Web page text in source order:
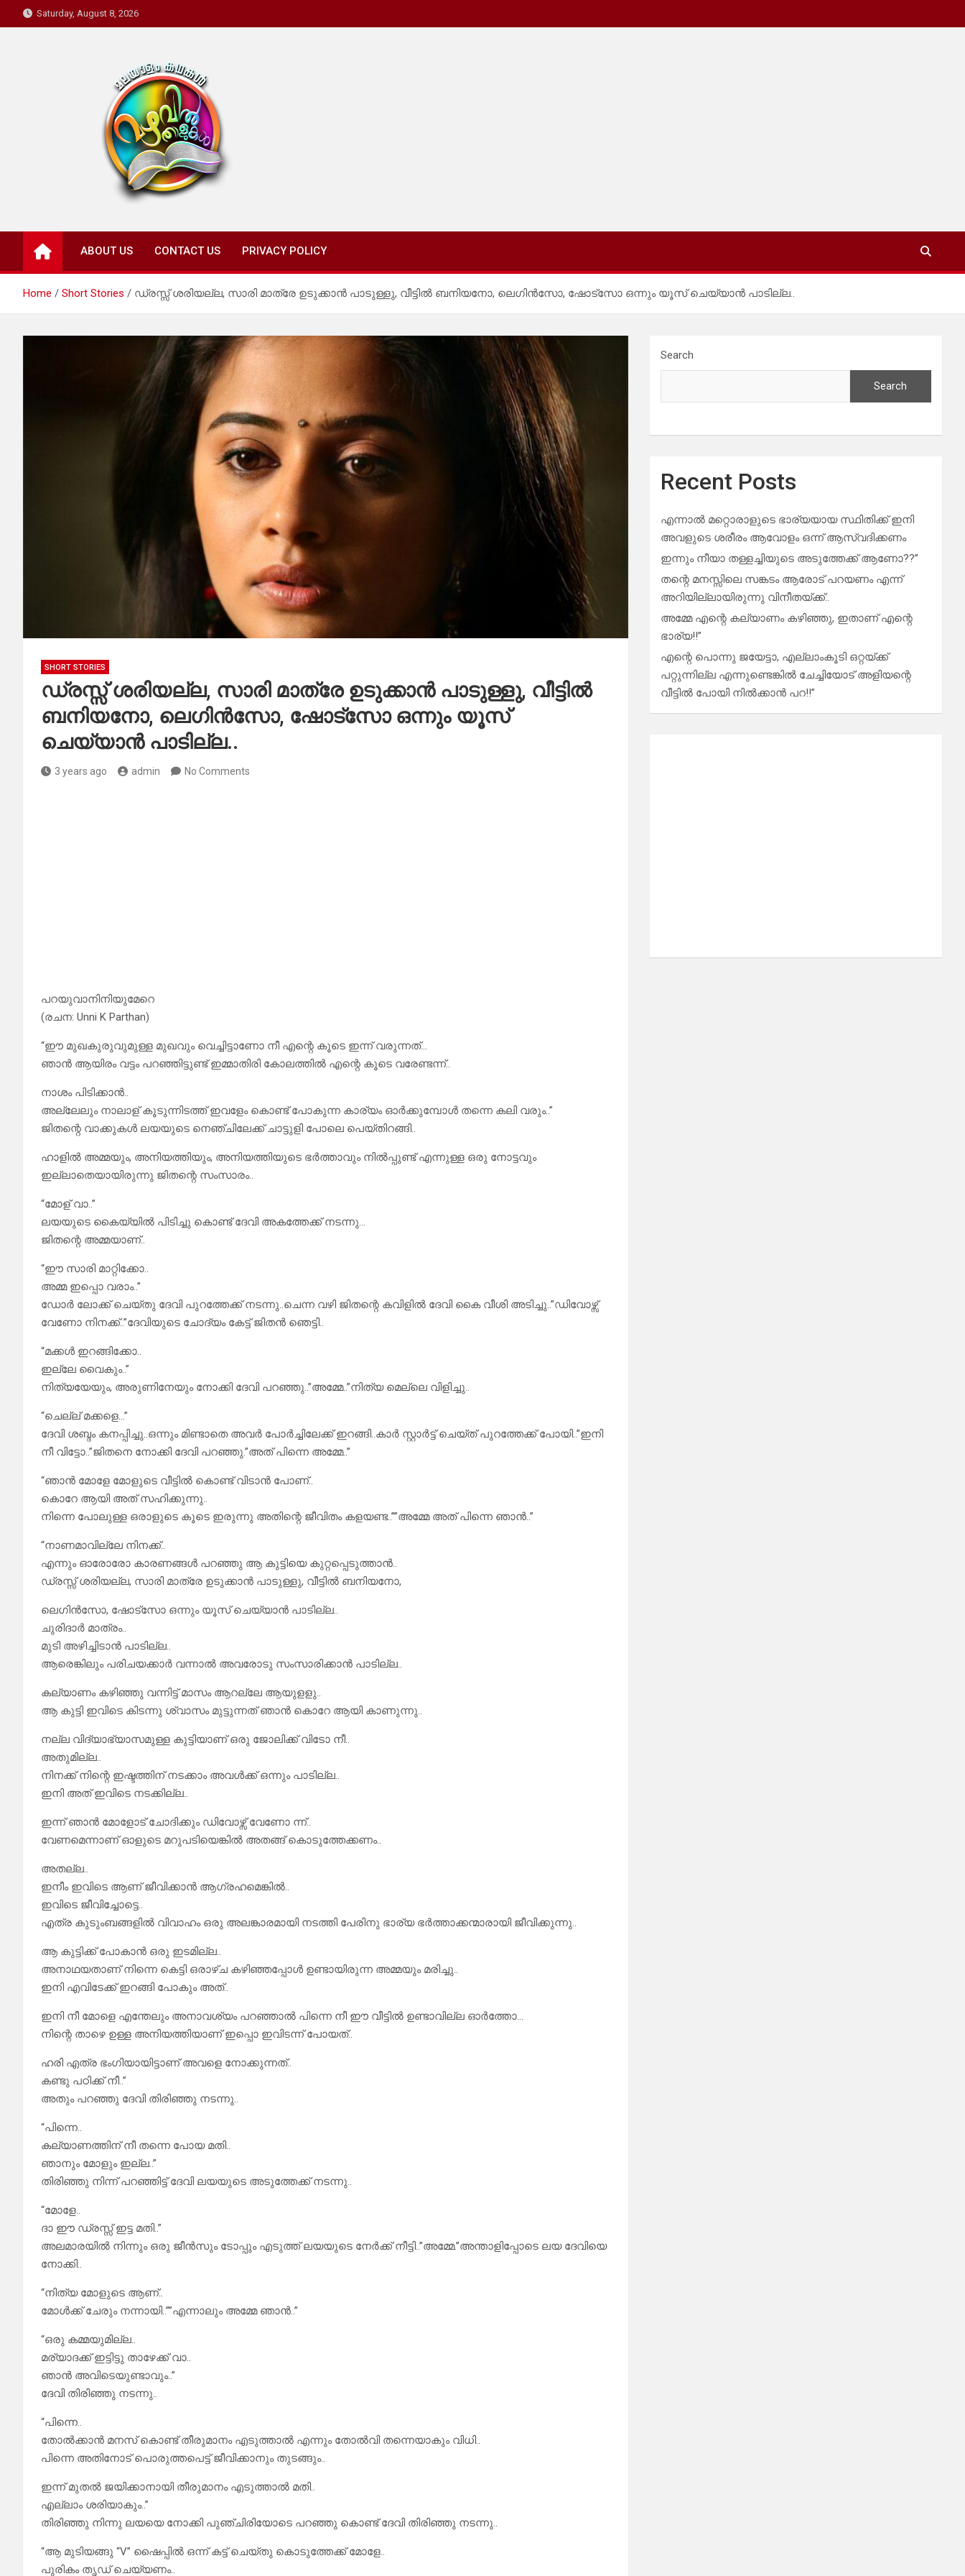
to
Saturday, August 8, 2026
Mazhavil Thalukal
ABOUT US CONTACT US PRIVACY POLICY
Home Short Stories ഡ്രസ്സ്‌ ശരിയല്ല, സാരി മാത്രേ ഉടുക്കാൻ പാടുള്ളു, വീട്ടിൽ ബനിയനോ, ലെഗിൻസോ, ഷോട്സോ ഒന്നും യൂസ് ചെയ്യാൻ പാടില്ല..
SHORT STORIES
ഡ്രസ്സ്‌ ശരിയല്ല, സാരി മാത്രേ ഉടുക്കാൻ പാടുള്ളു, വീട്ടിൽ
ബനിയനോ, ലെഗിൻസോ, ഷോട്സോ ഒന്നും യൂസ്
ചെയ്യാൻ പാടില്ല..
3 years ago admin No Comments
പറയുവാനിനിയുമേറെ
(രചന: Unni K Parthan)
“ഈ മുഖകുരുവുമുള്ള മുഖവും വെച്ചിട്ടാണോ നീ എന്റെ കൂടെ ഇന്ന് വരുന്നത്…
ഞാൻ ആയിരം വട്ടം പറഞ്ഞിട്ടുണ്ട് ഇമ്മാതിരി കോലത്തിൽ എന്റെ കൂടെ വരേണ്ടന്ന്..
നാശം പിടിക്കാൻ..
അല്ലേലും നാലാള് കൂടുന്നിടത്ത് ഇവളേം കൊണ്ട് പോകുന്ന കാര്യം ഓർക്കുമ്പോൾ തന്നെ കലി വരും..”
ജിതന്റെ വാക്കുകൾ ലയയുടെ നെഞ്ചിലേക്ക് ചാട്ടുളി പോലെ പെയ്തിറങ്ങി..
ഹാളിൽ അമ്മയും, അനിയത്തിയും, അനിയത്തിയുടെ ഭർത്താവും നിൽപ്പുണ്ട് എന്നുള്ള ഒരു നോട്ടവും
ഇല്ലാതെയായിരുന്നു ജിതന്റെ സംസാരം..
“മോള് വാ..”
ലയയുടെ കൈയ്യിൽ പിടിച്ചു കൊണ്ട് ദേവി അകത്തേക്ക് നടന്നു…
ജിതന്റെ അമ്മയാണ്..
“ഈ സാരി മാറ്റിക്കോ..
അമ്മ ഇപ്പൊ വരാം..”
ഡോർ ലോക്ക് ചെയ്തു ദേവി പുറത്തേക്ക് നടന്നു..ചെന്ന വഴി ജിതന്റെ കവിളിൽ ദേവി കൈ വീശി അടിച്ചു..”ഡിവോഴ്സ്
വേണോ നിനക്ക്..”ദേവിയുടെ ചോദ്യം കേട്ട് ജിതൻ ഞെട്ടി..
“മക്കൾ ഇറങ്ങിക്കോ..
ഇല്ലേ വൈകും..”
നിത്യയേയും, അരുണിനേയും നോക്കി ദേവി പറഞ്ഞു..”അമ്മേ..”നിത്യ മെല്ലെ വിളിച്ചു..
“ചെല്ല് മക്കളെ…”
ദേവി ശബ്ദം കനപ്പിച്ചു..ഒന്നും മിണ്ടാതെ അവർ പോർച്ചിലേക്ക് ഇറങ്ങി..കാർ സ്റ്റാർട്ട്‌ ചെയ്ത് പുറത്തേക്ക് പോയി..”ഇനി
നീ വിട്ടോ..”ജിതനെ നോക്കി ദേവി പറഞ്ഞു.”അത് പിന്നെ അമ്മേ..”
“ഞാൻ മോളേ മോളുടെ വീട്ടിൽ കൊണ്ട് വിടാൻ പോണ്..
കൊറേ ആയി അത് സഹിക്കുന്നു..
നിന്നെ പോലുള്ള ഒരാളുടെ കൂടെ ഇരുന്നു അതിന്റെ ജീവിതം കളയണ്ട..””അമ്മേ അത് പിന്നെ ഞാൻ..”
“നാണമാവില്ലേ നിനക്ക്..
എന്നും ഓരോരോ കാരണങ്ങൾ പറഞ്ഞു ആ കുട്ടിയെ കുറ്റപ്പെടുത്താൻ..
ഡ്രസ്സ്‌ ശരിയല്ല, സാരി മാത്രേ ഉടുക്കാൻ പാടുള്ളു, വീട്ടിൽ ബനിയനോ,
ലെഗിൻസോ, ഷോട്സോ ഒന്നും യൂസ് ചെയ്യാൻ പാടില്ല..
ചുരിദാർ മാത്രം..
മുടി അഴിച്ചിടാൻ പാടില്ല..
ആരെങ്കിലും പരിചയക്കാർ വന്നാൽ അവരോടു സംസാരിക്കാൻ പാടില്ല..
കല്യാണം കഴിഞ്ഞു വന്നിട്ട് മാസം ആറല്ലേ ആയുളളു..
ആ കുട്ടി ഇവിടെ കിടന്നു ശ്വാസം മുട്ടുന്നത് ഞാൻ കൊറേ ആയി കാണുന്നു..
നല്ല വിദ്യാഭ്യാസമുള്ള കുട്ടിയാണ് ഒരു ജോലിക്ക് വിടോ നീ..
അതുമില്ല..
നിനക്ക് നിന്റെ ഇഷ്ടത്തിന് നടക്കാം അവൾക്ക് ഒന്നും പാടില്ല..
ഇനി അത് ഇവിടെ നടക്കില്ല..
ഇന്ന് ഞാൻ മോളോട് ചോദിക്കും ഡിവോഴ്സ് വേണോ ന്ന്..
വേണമെന്നാണ് ഓളുടെ മറുപടിയെങ്കിൽ അതങ്ങ് കൊടുത്തേക്കണം..
അതല്ല..
ഇനീം ഇവിടെ ആണ് ജീവിക്കാൻ ആഗ്രഹമെങ്കിൽ..
ഇവിടെ ജീവിച്ചോട്ടെ..
എത്ര കുടുംബങ്ങളിൽ വിവാഹം ഒരു അലങ്കാരമായി നടത്തി പേരിനു ഭാര്യ ഭർത്താക്കന്മാരായി ജീവിക്കുന്നു..
ആ കുട്ടിക്ക് പോകാൻ ഒരു ഇടമില്ല..
അനാഥയതാണ് നിന്നെ കെട്ടി ഒരാഴ്ച കഴിഞ്ഞപ്പോൾ ഉണ്ടായിരുന്ന അമ്മയും മരിച്ചു..
ഇനി എവിടേക്ക് ഇറങ്ങി പോകും അത്..
ഇനി നീ മോളെ എന്തേലും അനാവശ്യം പറഞ്ഞാൽ പിന്നെ നീ ഈ വീട്ടിൽ ഉണ്ടാവില്ല ഓർത്തോ…
നിന്റെ താഴെ ഉള്ള അനിയത്തിയാണ് ഇപ്പൊ ഇവിടന്ന് പോയത്..
ഹരി എത്ര ഭംഗിയായിട്ടാണ് അവളെ നോക്കുന്നത്..
കണ്ടു പഠിക്ക് നീ..”
അതും പറഞ്ഞു ദേവി തിരിഞ്ഞു നടന്നു..
“പിന്നെ..
കല്യാണത്തിന് നീ തന്നെ പോയ മതി..
ഞാനും മോളും ഇല്ല..”
തിരിഞ്ഞു നിന്ന് പറഞ്ഞിട്ട് ദേവി ലയയുടെ അടുത്തേക്ക് നടന്നു..
“മോളേ..
ദാ ഈ ഡ്രസ്സ്‌ ഇട്ട മതി..”
അലമാരയിൽ നിന്നും ഒരു ജീൻസും ടോപ്പും എടുത്ത് ലയയുടെ നേർക്ക് നീട്ടി..”അമ്മേ.”അന്താളിപ്പോടെ ലയ ദേവിയെ
നോക്കി..
“നിത്യ മോളുടെ ആണ്..
മോൾക്ക് ചേരും നന്നായി..””എന്നാലും അമ്മേ ഞാൻ..”
“ഒരു കമ്മയുമില്ല..
മര്യാദക്ക് ഇട്ടിട്ടു താഴേക്ക് വാ..
ഞാൻ അവിടെയുണ്ടാവും..”
ദേവി തിരിഞ്ഞു നടന്നു..
“പിന്നെ..
തോൽക്കാൻ മനസ് കൊണ്ട് തീരുമാനം എടുത്താൽ എന്നും തോൽവി തന്നെയാകും വിധി..
പിന്നെ അതിനോട് പൊരുത്തപെട്ട് ജീവിക്കാനും തുടങ്ങും..
ഇന്ന് മുതൽ ജയിക്കാനായി തീരുമാനം എടുത്താൽ മതി..
എല്ലാം ശരിയാകും..”
തിരിഞ്ഞു നിന്നു ലയയെ നോക്കി പുഞ്ചിരിയോടെ പറഞ്ഞു കൊണ്ട് ദേവി തിരിഞ്ഞു നടന്നു..
“ആ മുടിയങ്ങു “V” ഷൈപ്പിൽ ഒന്ന് കട്ട്‌ ചെയ്തു കൊടുത്തേക്ക് മോളേ..
പുരികം തൃഡ് ചെയ്യണം..
Search
Search
Recent Posts
എന്നാൽ മറ്റൊരാളുടെ ഭാര്യയായ സ്ഥിതിക്ക് ഇനി
അവളുടെ ശരീരം ആവോളം ഒന്ന് ആസ്വദിക്കണം
ഇന്നും നീയാ തള്ളച്ചിയുടെ അടുത്തേക്ക് ആണോ??”
തന്റെ മനസ്സിലെ സങ്കടം ആരോട് പറയണം എന്ന്
അറിയില്ലായിരുന്നു വിനീതയ്ക്ക്..
അമ്മേ എന്റെ കല്യാണം കഴിഞ്ഞു, ഇതാണ് എന്റെ
ഭാര്യ!!”
എന്റെ പൊന്നു ജയേട്ടാ, എല്ലാംകൂടി ഒറ്റയ്ക്ക്
പറ്റുന്നില്ല എന്നുണ്ടെങ്കിൽ ചേച്ചിയോട് അളിയന്റെ
വീട്ടിൽ പോയി നിൽക്കാൻ പറ!!”